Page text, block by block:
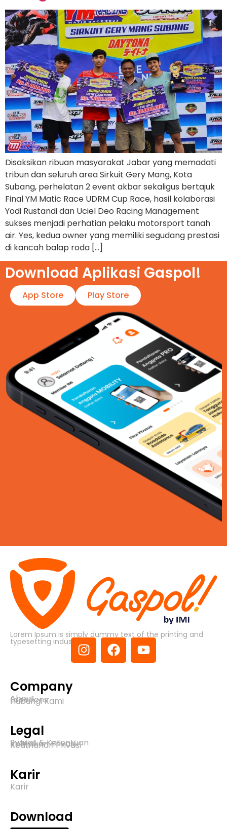
Disaksikan ribuan masyarakat Jabar yang memadati
tribun dan seluruh area Sirkuit Gery Mang, Kota
Subang, perhelatan 2 event akbar sekaligus bertajuk
Final YM Matic Race UDRM Cup Race, hasil kolaborasi
Yodi Rustandi dan Uciel Deo Racing Management
sukses menjadi perhatian pelaku motorsport tanah
air. Yes, kedua owner yang memiliki segudang prestasi
di kancah balap roda […]
Download Aplikasi Gaspol!​
App Store Play Store
Lorem Ipsum is simply dummy text of the printing and
typesetting industry.
Company
About
Locations
Hubungi Kami
Legal
Syarat & Ketentuan
Kebijakan Privasi
Keamanan Privasi
Karir
Karir
Download​